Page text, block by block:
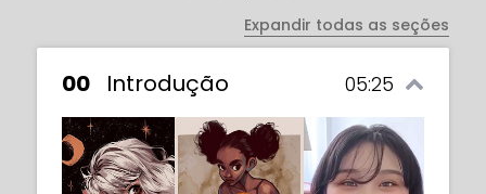
Expandir todas as seções
00 Introdução 05:25